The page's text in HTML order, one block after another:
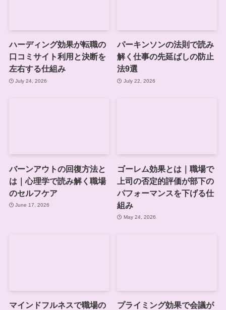
ハーディング効果が転職の
口コミサイト利用と決断を
左右する仕組み
July 24, 2026
パーキンソンの法則で読み
解く仕事の先延ばしの防止
法9選
July 22, 2026
バーンアウトの回復方法と
は｜心理学で読み解く職場
のセルフケア
June 17, 2026
ゴーレム効果とは｜職場で
上司の否定的評価が部下の
パフォーマンスを下げる仕
組み
May 24, 2026
マインドフルネスで職場の
プライミング効果で会議が